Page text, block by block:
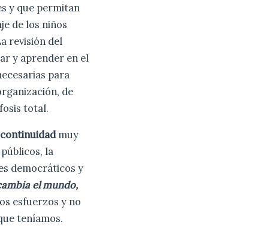
y que permitan
de los niños
revisión del
y aprender en el
para
de
total.
muy
la
democráticos y
el mundo,
esfuerzos y no
teníamos.